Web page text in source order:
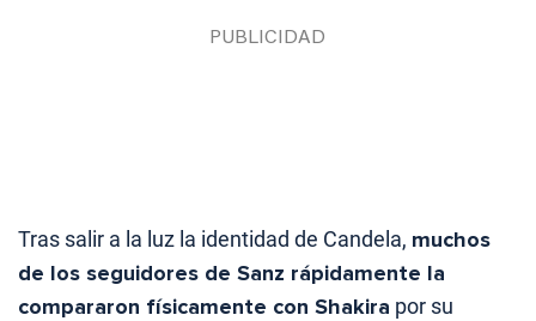
Tras salir a la luz la identidad de Candela, muchos
de los seguidores de Sanz rápidamente la
compararon físicamente con Shakira por su